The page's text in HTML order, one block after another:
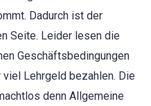
Dadurch ist der
Seite. Leider lesen die
Geschäftsbedingungen
Lehrgeld bezahlen. Die
denn Allgemeine